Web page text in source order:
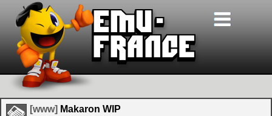
[www] Makaron WIP